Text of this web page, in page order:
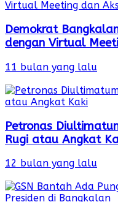
Demokrat
dengan Virtual
11 bulan yang lalu
Petronas
Rugi atau Angkat
12 bulan yang lalu